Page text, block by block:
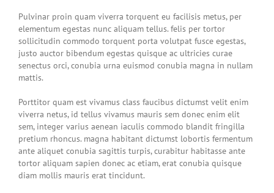
Pulvinar proin quam viverra torquent eu facilisis metus, per
elementum egestas nunc aliquam tellus. felis per tortor
sollicitudin commodo torquent porta volutpat fusce egestas,
justo auctor bibendum egestas quisque ac ultricies curae
senectus orci, conubia urna euismod conubia magna in nullam
mattis.
Porttitor quam est vivamus class faucibus dictumst velit enim
viverra netus, id tellus vivamus mauris sem donec enim elit
sem, integer varius aenean iaculis commodo blandit fringilla
pretium rhoncus. magna habitant dictumst lobortis fermentum
ante aliquet conubia sagittis turpis, curabitur habitasse ante
tortor aliquam sapien donec ac etiam, erat conubia quisque
diam mollis mauris erat tincidunt.